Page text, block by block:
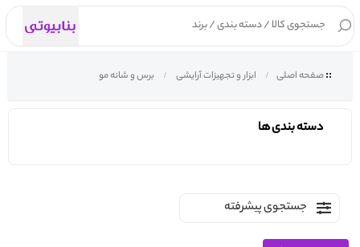
صفحه اصلی ابزار و تجهیزات آرایشی برس و شانه مو
دسته بندی ها
جستجوی پیشرفته